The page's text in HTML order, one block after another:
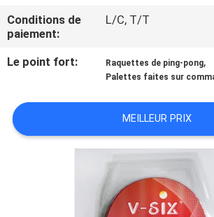
CONTRÔLE
DE
LA
NOUS
CONTACTER
DEMANDEZ
Conditions de
paiement:
L/C, T/T
Le point fort: Raquettes de ping-pong,
Palettes faites sur
MEILLEUR PRIX